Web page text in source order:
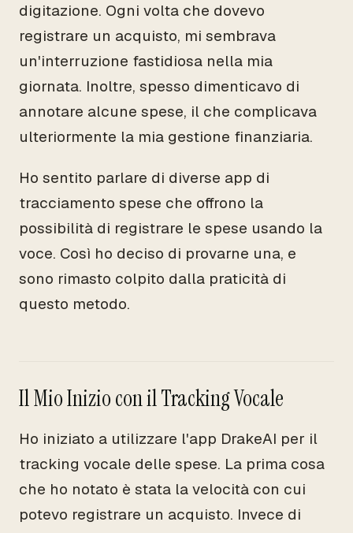
digitazione. Ogni volta che dovevo
registrare un acquisto, mi sembrava
un'interruzione fastidiosa nella mia
giornata. Inoltre, spesso dimenticavo di
annotare alcune spese, il che complicava
ulteriormente la mia gestione finanziaria.
Ho sentito parlare di diverse app di
tracciamento spese che offrono la
possibilità di registrare le spese usando la
voce. Così ho deciso di provarne una, e
sono rimasto colpito dalla praticità di
questo metodo.
Il Mio Inizio con il Tracking Vocale
Ho iniziato a utilizzare l'app DrakeAI per il
tracking vocale delle spese. La prima cosa
che ho notato è stata la velocità con cui
potevo registrare un acquisto. Invece di